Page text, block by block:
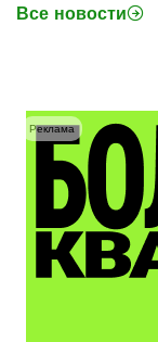
Все новости
Реклама